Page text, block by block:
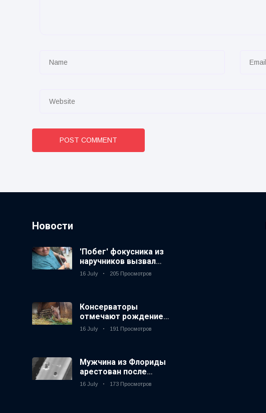
POST COMMENT
Новости
'Побег' фокусника из
наручников вызвал
смех у аудитории
16 July 205 Просмотров
Консерваторы
отмечают рождение
первого низкогорного
16 July 191 Просмотров
Мужчина из Флориды
арестован после
запуска фейерверков
16 July 173 Просмотров